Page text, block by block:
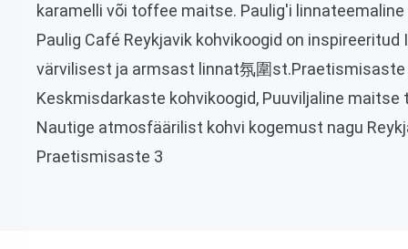
karamelli või toffee maitse. Paulig'i
Paulig Café Reykjavik kohvikoogid on inspireeritud
värvilisest ja armsast linnat氛圍st.Praetismisaste
Keskmisdarkaste kohvikoogid, Puuviljaline
Nautige atmosfäärilist kohvi kogemust nagu
Praetismisaste 3